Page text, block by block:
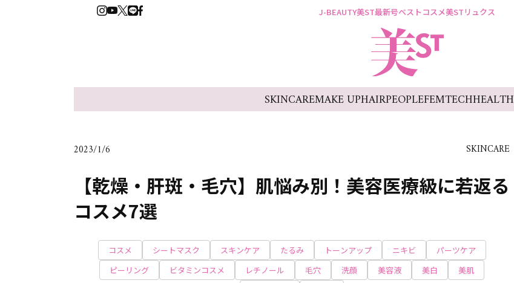
J-BEAUTY美ST最新号ベストコスメ美STリュクス
SKINCAREMAKE UPHAIRPEOPLEFEMTECHHEALTH
2023/1/6 SKINCARE
【乾燥・肝斑・毛穴】肌悩み別！美容医療級に若返る
コスメ7選
コスメ シートマスク スキンケア たるみ トーンアップ ニキビ
パーツケア
ピーリング
ビタミンコスメ レチノール 毛穴 洗顔 美容液 美白
美肌